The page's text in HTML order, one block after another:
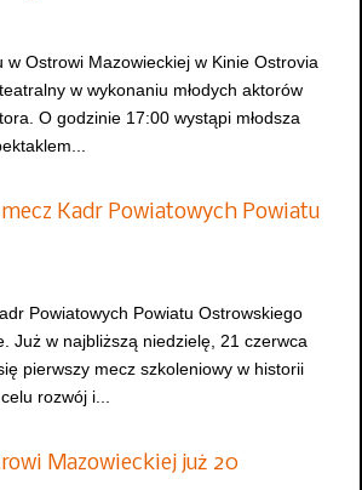
w Ostrowi Mazowieckiej w Kinie Ostrovia
w wykonaniu młodych aktorów
O godzinie 17:00 wystąpi młodsza
Kadr Powiatowych Powiatu
Powiatowych Powiatu Ostrowskiego
Już w najbliższą niedzielę, 21 czerwca
pierwszy mecz szkoleniowy w historii
rozwój i...
Mazowieckiej już 20